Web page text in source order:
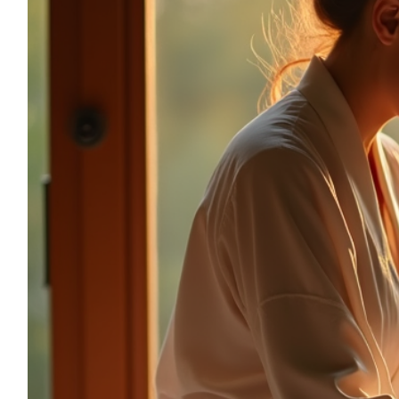
sonia.reiki50@gmail.com